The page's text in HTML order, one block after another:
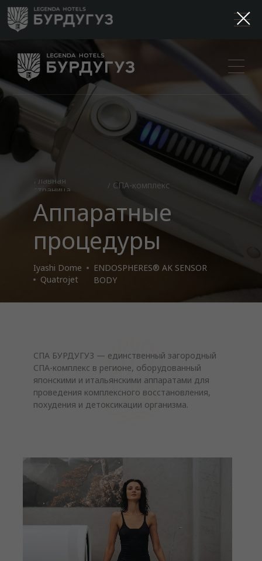
Аппаратные
процедуры
Iyashi Dome
ENDOSPHERES® AK SENSOR
BODY
Quatrojet
Главная
страница
СПА-комплекс
/
СПА БУРДУГУЗ — единственный загородный
СПА-комплекс в регионе, оборудованный
японскими и итальянскими аппаратами для
проведения комплексного восстановления,
похудения и детоксикации организма.